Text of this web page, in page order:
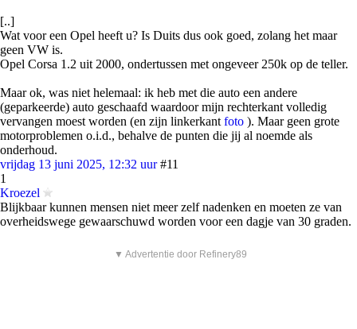
[..]
Wat voor een Opel heeft u? Is Duits dus ook goed, zolang het maar
geen VW is.
Opel Corsa 1.2 uit 2000, ondertussen met ongeveer 250k op de teller.
Maar ok, was niet helemaal: ik heb met die auto een andere
(geparkeerde) auto geschaafd waardoor mijn rechterkant volledig
vervangen moest worden (en zijn linkerkant foto ). Maar geen grote
motorproblemen o.i.d., behalve de punten die jij al noemde als
onderhoud.
vrijdag 13 juni 2025, 12:32 uur #11
1
Kroezel
Blijkbaar kunnen mensen niet meer zelf nadenken en moeten ze van
overheidswege gewaarschuwd worden voor een dagje van 30 graden.
▼ Advertentie door Refinery89